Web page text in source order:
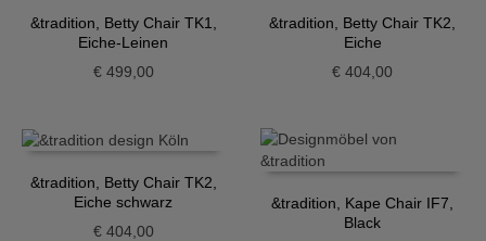
&tradition, Betty Chair TK1,
Eiche-Leinen
€499,00
&tradition, Betty Chair TK2,
Eiche
€ 404,00
&tradition, Betty Chair TK2,
Eiche schwarz
€404,00
&tradition, Kape Chair IF7,
Black